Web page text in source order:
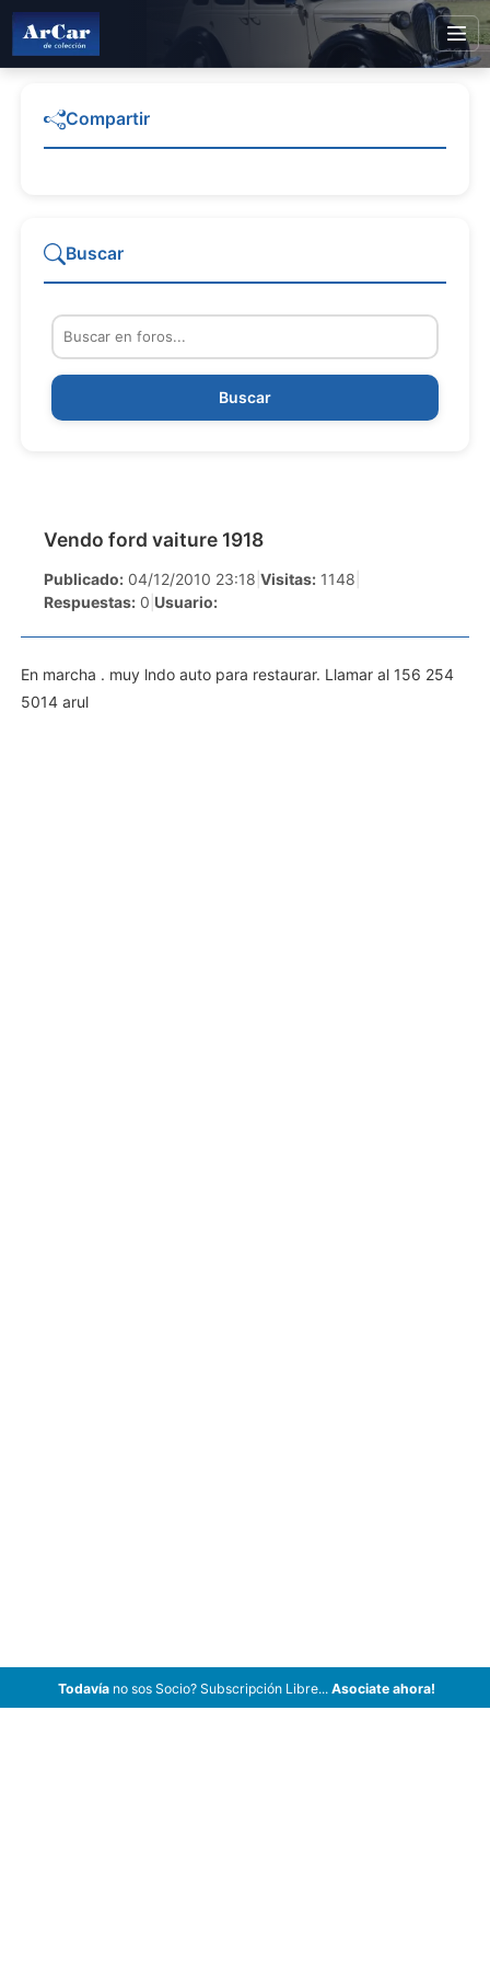
Vendo ford vaiture 1918
Publicado: 04/12/2010 23:18 Visitas: 1148
Respuestas: 0 Usuario:
En marcha . muy lndo auto para restaurar. Llamar al 156 254
5014 arul
Compartir
Buscar
Buscar
Todavíano sos Socio? Subscripción Libre... Asociate ahora!